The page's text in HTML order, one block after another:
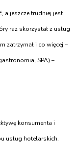
a jeszcze trudniej jest
raz skorzystał z usług
zatrzymał i co więcej –
SPA) –
konsumenta i
usług hotelarskich.